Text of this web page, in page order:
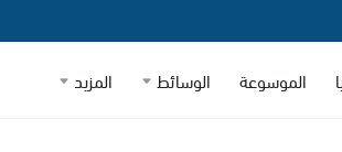
الموسوعة الوسائط المزيد